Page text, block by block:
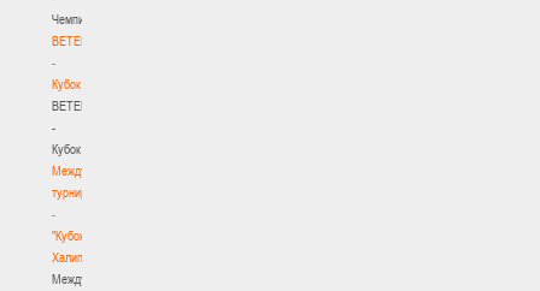
Чемпионат
BETERA
-
Кубок
BETERA
-
Кубок
Международный
турнир
-
"Кубок
Халипского"
Международный